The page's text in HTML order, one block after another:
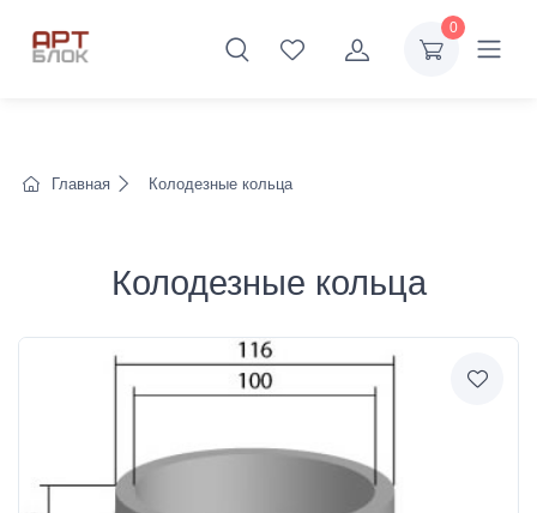
0
Главная Колодезные кольца
Колодезные кольца